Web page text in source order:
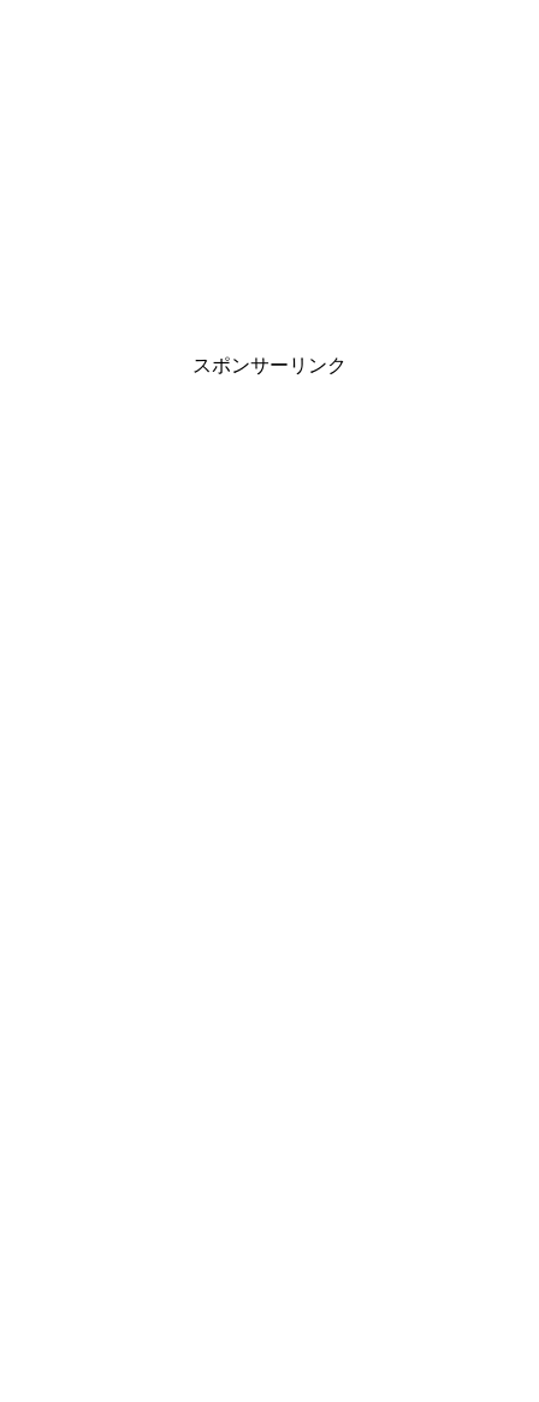
スポンサーリンク